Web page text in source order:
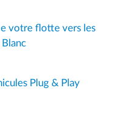
votre flotte vers les
Plug & Play